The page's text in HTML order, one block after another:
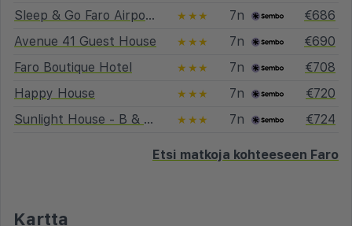
Sleep & Go Faro Airport Guest House
★★★ 7n
€686
Avenue 41 Guest House
★★★ 7n
€690
Faro Boutique Hotel
★★★ 7n
€708
Happy House
★★★ 7n
€720
Sunlight House - B & B Faro
★★★ 7n €724
Etsi matkoja kohteeseen Faro
Kartta